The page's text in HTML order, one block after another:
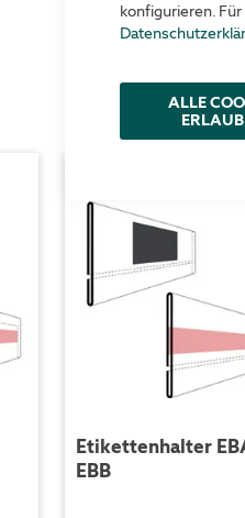
konfigurieren.
ALLE
Etikettenhalter
EBB